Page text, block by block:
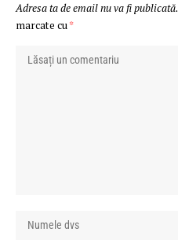
Adresa ta de email nu va fi publicată.
marcate cu*